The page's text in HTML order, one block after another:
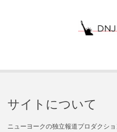
サイトについて
ニューヨークの独立報道プロダクシ